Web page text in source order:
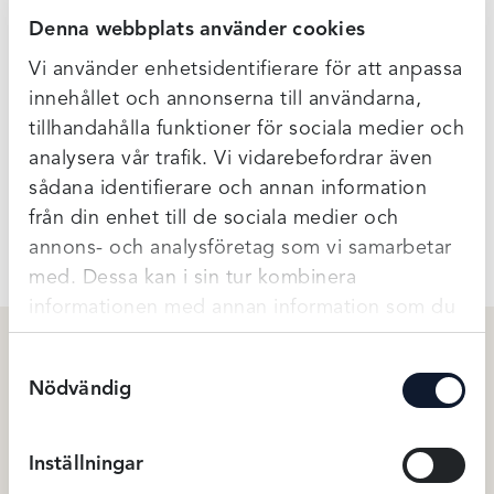
Denna webbplats använder cookies
Vi använder enhetsidentifierare för att anpassa
innehållet och annonserna till användarna,
tillhandahålla funktioner för sociala medier och
analysera vår trafik. Vi vidarebefordrar även
sådana identifierare och annan information
från din enhet till de sociala medier och
annons- och analysföretag som vi samarbetar
med. Dessa kan i sin tur kombinera
informationen med annan information som du
har tillhandahållit eller som de har samlat in
Nödvändig
Inställningar
behåtopp med lite sportigare look! BH:n kan användas
med en protes.
Stängs framtill med en dragkedja. Breda mjuka axelband.
En riktigt favorit hos både oss i personalen och även hos
många av våra kunder! Bra stöd även för den större bysten!
Ytterligare Information
Relaterade produkter